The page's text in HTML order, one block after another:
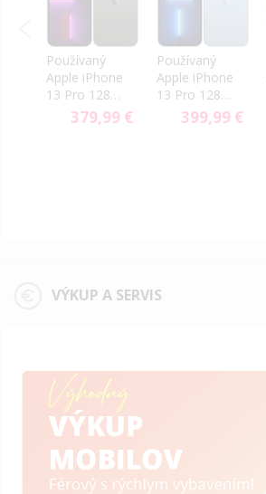
Používaný
Apple iPhone
13 Pro 128GB
Black - Trieda
379,99 €
Používaný
Apple iPhone
13 Pro 128GB
Sierra Blue
399,99 €
VÝKUP A SERVIS